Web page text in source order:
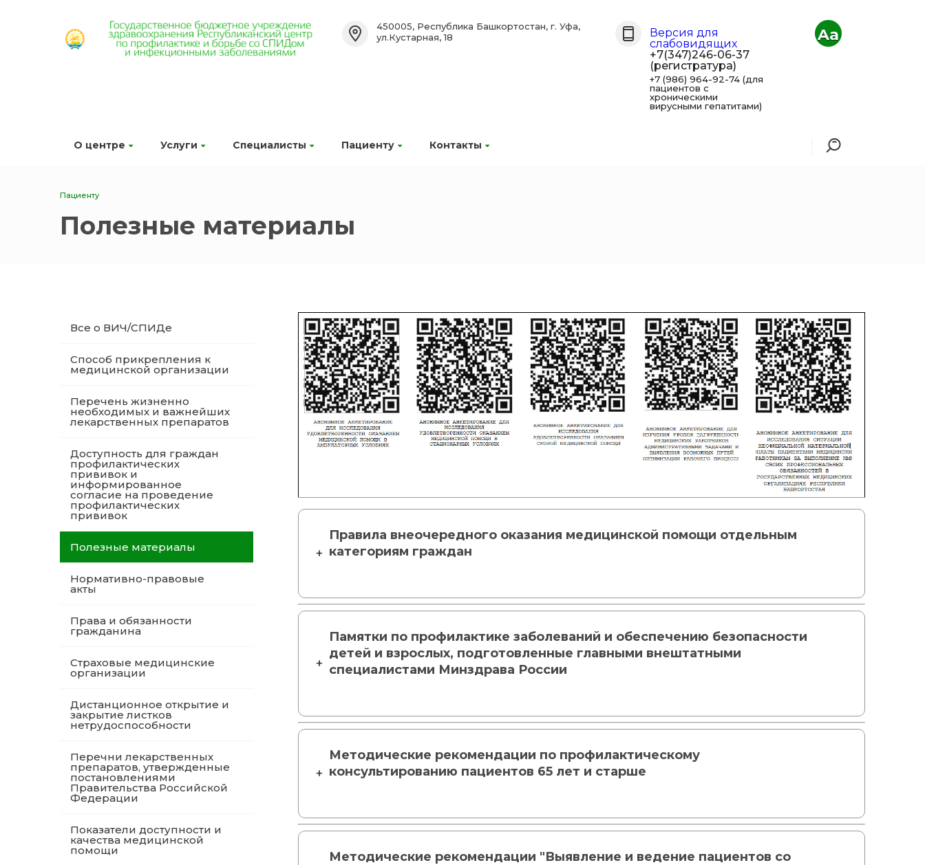
О центре Услуги Специалисты Пациенту Контакты
450005, Республика Башкортостан, г. Уфа,
ул.Кустарная, 18
Версия для
слабовидящих
+7(347)246-06-37
(регистратура)
+7 (986) 964-92-74 (для
пациентов с
хроническими
вирусными гепатитами)
Aa
Пациенту
Полезные материалы
Все о ВИЧ/СПИДе
Способ прикрепления к
медицинской организации
Перечень жизненно
необходимых и важнейших
лекарственных препаратов
Доступность для граждан
профилактических
прививок и
информированное
согласие на проведение
профилактических
прививок
Полезные материалы
Нормативно-правовые
акты
Права и обязанности
гражданина
Страховые медицинские
организации
Дистанционное открытие и
закрытие листков
нетрудоспособности
Перечни лекарственных
препаратов, утвержденные
постановлениями
Правительства Российской
Федерации
Показатели доступности и
качества медицинской
помощи
Правила внеочередного оказания медицинской помощи отдельным
категориям граждан
Памятки по профилактике заболеваний и обеспечению безопасности
детей и взрослых, подготовленные главными внештатными
специалистами Минздрава России
Методические рекомендации по профилактическому
консультированию пациентов 65 лет и старше
Методические рекомендации "Выявление и ведение пациентов со